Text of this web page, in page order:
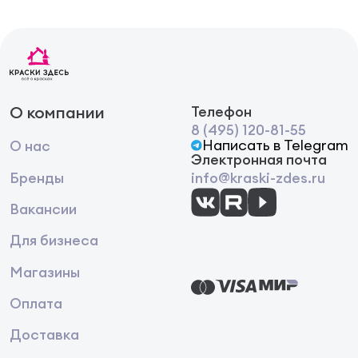
О компании
О нас
Бренды
Вакансии
Для бизнеса
Магазины
Оплата
Доставка
Телефон
8 (495) 120-81-55
Написать в Telegram
Электронная почта
info@kraski-zdes.ru